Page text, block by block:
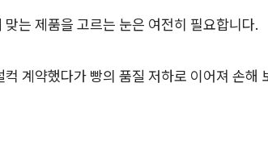
는 제품을 고르는 눈은 여전히 필요합니다.
계약했다가 빵의 품질 저하로 이어져 손해